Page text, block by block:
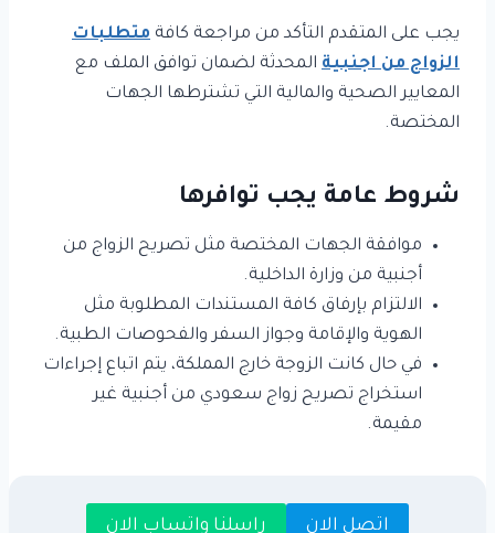
يجب على المتقدم التأكد من مراجعة كافة متطلبات
الزواج من اجنبية المحدثة لضمان توافق الملف مع
المعايير الصحية والمالية التي تشترطها الجهات
المختصة.
شروط عامة يجب توافرها
موافقة الجهات المختصة مثل تصريح الزواج من
أجنبية من وزارة الداخلية.
الالتزام بإرفاق كافة المستندات المطلوبة مثل
الهوية والإقامة وجواز السفر والفحوصات الطبية.
في حال كانت الزوجة خارج المملكة، يتم اتباع إجراءات
استخراج تصريح زواج سعودي من أجنبية غير
مقيمة.
اتصل الان راسلنا واتساب الان